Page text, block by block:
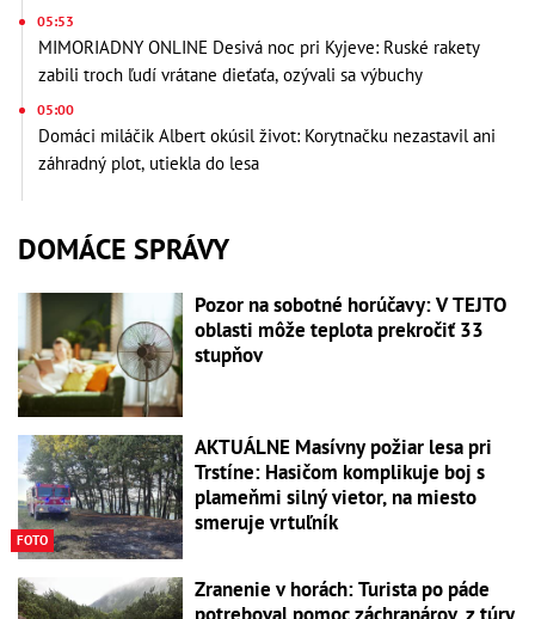
05:53
MIMORIADNY ONLINE Desivá noc pri Kyjeve: Ruské rakety
zabili troch ľudí vrátane dieťaťa, ozývali sa výbuchy
05:00
Domáci miláčik Albert okúsil život: Korytnačku nezastavil ani
záhradný plot, utiekla do lesa
DOMÁCE SPRÁVY
Pozor na sobotné horúčavy: V TEJTO
oblasti môže teplota prekročiť 33
stupňov
FOTO
AKTUÁLNE Masívny požiar lesa pri
Trstíne: Hasičom komplikuje boj s
plameňmi silný vietor, na miesto
smeruje vrtuľník
Zranenie v horách: Turista po páde